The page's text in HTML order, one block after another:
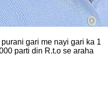
gari me nayi gari ka 1
parti din R.t.o se araha